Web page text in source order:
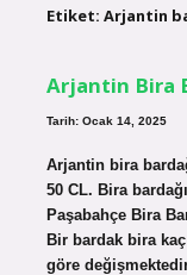
Etiket: Arjantin
Arjantin Bira
Tarih: Ocak 14, 2025
Arjantin bira
50 CL. Bira
Paşabahçe Bira
Bir bardak bira
göre